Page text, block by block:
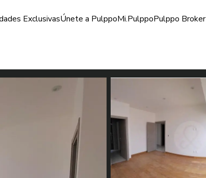
ExclusivasÚnete a PulppoMi.PulppoPulppo Broker